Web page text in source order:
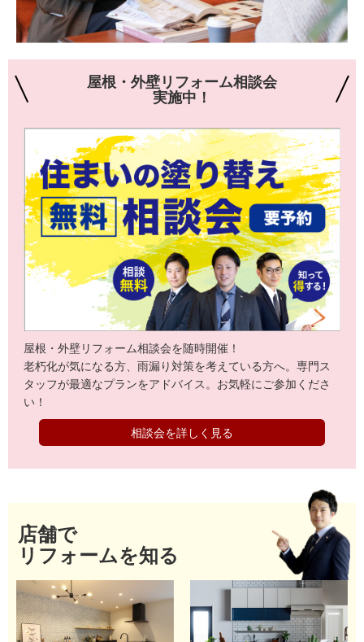
屋根・外壁リフォーム相談会
実施中！
屋根・外壁リフォーム相談会を随時開催！
老朽化が気になる方、雨漏り対策を考えている方へ。専門ス
タッフが最適なプランをアドバイス。お気軽にご参加くださ
い！
相談会を詳しく見る
店舗で
リフォームを知る